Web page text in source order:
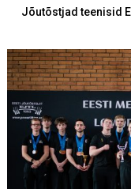
Jõutõstjad teenisid